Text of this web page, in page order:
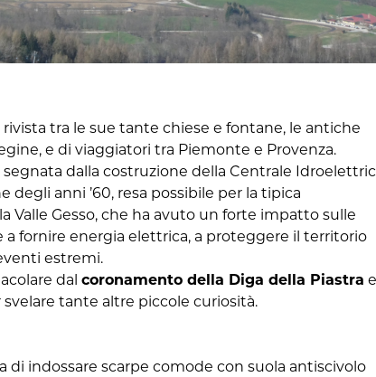
rivista tra le sue tante chiese e fontane, le antiche
e di viaggiatori tra Piemonte e Provenza.
segnata dalla costruzione della Centrale
degli anni ’60, resa possibile per la tipica
Valle Gesso, che ha avuto un forte impatto sulle
fornire energia elettrica, a proteggere il territorio
estremi.
dal coronamento della Diga della Piastra
tante altre piccole curiosità.
di indossare scarpe comode con suola antiscivolo